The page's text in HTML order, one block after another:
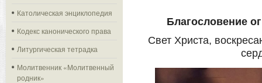
Католическая энциклопедия
Кодекс канонического права
Литургическая тетрадка
Молитвенник «Молитвенный
родник»
Благословение
Свет Христа,